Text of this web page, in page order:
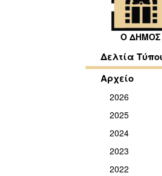
Ο ΔΗΜΟΣ
Δελτία
Αρχείο
2026
2025
2024
2023
2022